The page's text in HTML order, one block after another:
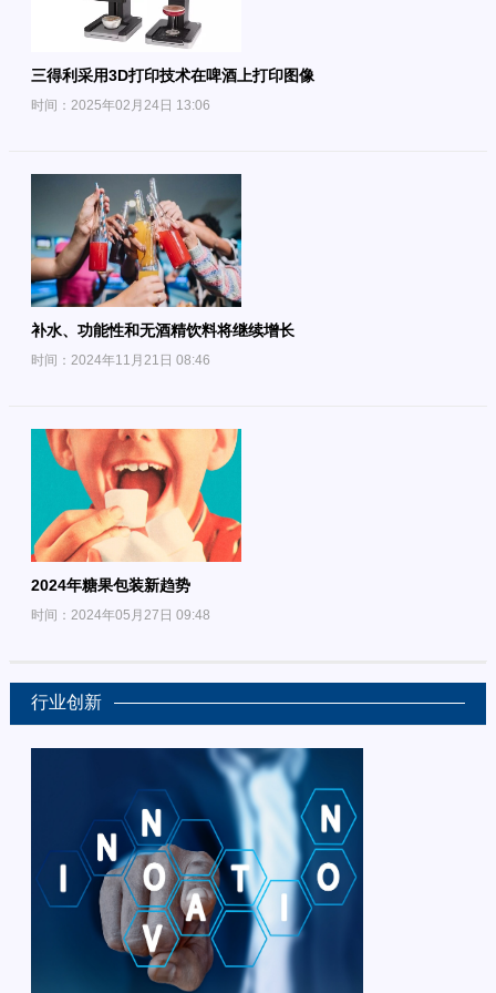
三得利采用3D打印技术在啤酒上打印图像
时间：2025年02月24日 13:06
补水、功能性和无酒精饮料将继续增长
时间：2024年11月21日 08:46
2024年糖果包装新趋势
时间：2024年05月27日 09:48
行业创新